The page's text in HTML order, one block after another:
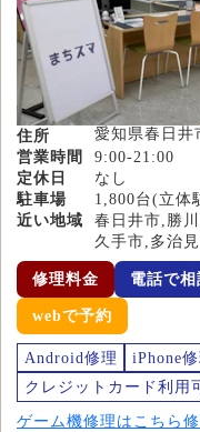
住所
愛知県春日井
営業時間
9:00-21:00
定休日
なし
駐車場
1,800台(立体
近い地域
春日井市,勝
久手市,多治
修理料金 電話で
webで予約
Android修理 iPhone
クレジットカード利用
ゲーム機修理はこちら